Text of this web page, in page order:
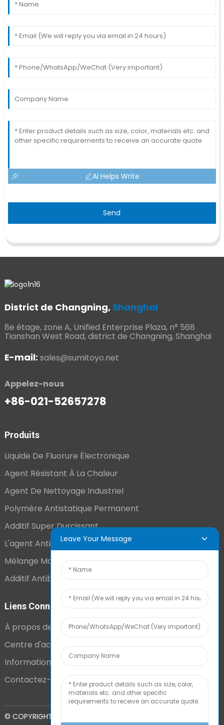
AI Helps Write
Send
District de Changning, Shanghai
8e étage, zone A, Unified Enterprise Plaza, n° 568
Tianshan West Road, district de Changning, Shanghai
E-mail: sales@sumitoyo.net
Appelez-nous
+86-021-52657278
Produits
Liquide De Fluorure Électronique
Agent Résistant À La Chaleur
Agent De Nettoyage Industriel
Polymère Antistatique Permanent
Additif Super Durcissant
L'agent Antistatique Longue Durée
Mélange Maître VCI
Additif Antibuée Ajouté En Interne
Liens Connexes
À propos de nous
Centre d'actualités
Informations techniques
Contactez-nous
© COPYRIGHT - 2010-2024 : TOUS DROITS RÉSERVÉS.
Leave Your Message